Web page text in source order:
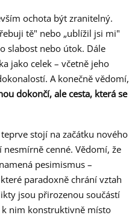
ochota být zranitelný.
tě" nebo „ublížil jsi mi"
slabost nebo útok. Dále
jako celek – včetně jeho
A konečně vědomí,
dokončí, ale cesta, která se
stojí na začátku nového
cenné. Vědomí, že
pesimismus –
paradoxně chrání vztah
jsou přirozenou součástí
nim konstruktivně místo